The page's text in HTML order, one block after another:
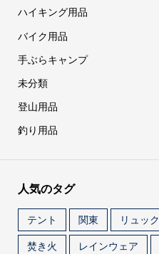
ハイキング用品
バイク用品
手ぶらキャンプ
未分類
登山用品
釣り用品
人気のタグ
テント 関東 リュック
焚き火
レインウェア